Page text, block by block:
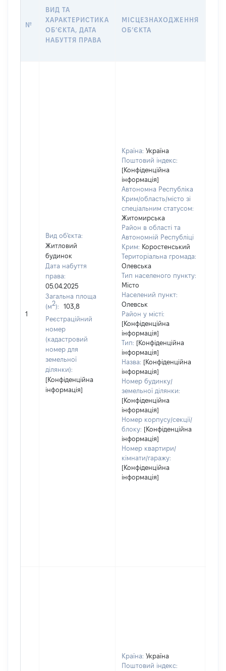
№
ВИД ТА
ХАРАКТЕРИСТИКА
ОБʼЄКТА, ДАТА
НАБУТТЯ ПРАВА
МІСЦЕЗНАХОДЖЕННЯ
ОБʼЄКТА
1
Вид об'єкта:
Житловий
будинок
Дата набуття
права:
05.04.2025
Загальна площа
(м2):
103,8
Реєстраційний
номер
(кадастровий
номер для
земельної
ділянки):
[Конфіденційна
інформація]
Країна: Україна
Поштовий індекс:
[Конфіденційна
інформація]
Автономна Республіка
Крим/область/місто зі
спеціальним статусом:
Житомирська
Район в області та
Автономній Республіці
Крим: Коростенський
Територіальна громада:
Олевська
Тип населеного пункту:
Місто
Населений пункт:
Олевськ
Район у місті:
[Конфіденційна
інформація]
Тип: [Конфіденційна
інформація]
Назва: [Конфіденційна
інформація]
Номер будинку/
земельної ділянки:
[Конфіденційна
інформація]
Номер корпусу/секції/
блоку: [Конфіденційна
інформація]
Номер квартири/
кімнати/гаражу:
[Конфіденційна
інформація]
Країна: Україна
Поштовий індекс: